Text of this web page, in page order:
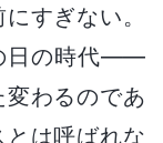
すぎない。
日の時代――
わるのであ
は呼ばれな